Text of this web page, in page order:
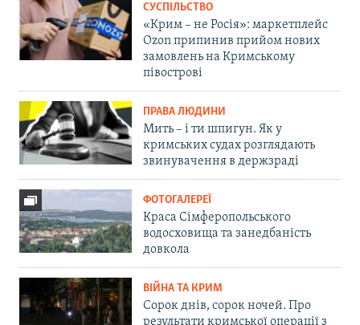
СУСПІЛЬСТВО
«Крим – не Росія»: маркетплейс
Ozon припинив прийом нових
замовлень на Кримському
півострові
ПРАВА ЛЮДИНИ
Мить – і ти шпигун. Як у
кримських судах розглядають
звинувачення в держзраді
ФОТОГАЛЕРЕЇ
Краса Сімферопольського
водосховища та занедбаність
довкола
ВІЙНА ТА КРИМ
Сорок днів, сорок ночей. Про
результати кримської операції з